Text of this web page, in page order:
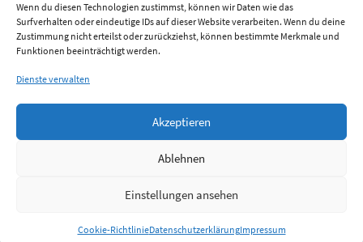
Wenn du diesen Technologien zustimmst, können wir Daten wie das
Surfverhalten oder eindeutige IDs auf dieser Website verarbeiten. Wenn du deine
Zustimmung nicht erteilst oder zurückziehst, können bestimmte Merkmale und
Funktionen beeinträchtigt werden.
Dienste verwalten
Akzeptieren
Ablehnen
Einstellungen ansehen
Cookie-RichtlinieDatenschutzerklärungImpressum
Anmelden
Jobs Partner FAQ Quellen